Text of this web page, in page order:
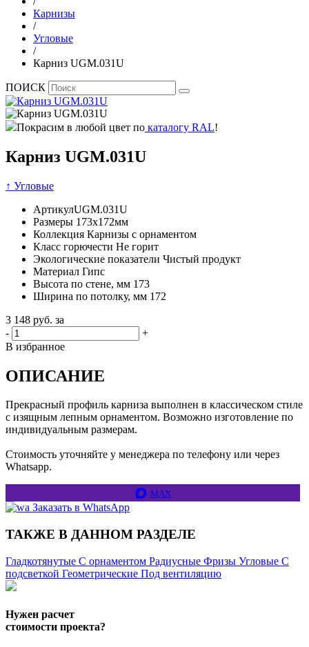
Карнизы
/
Угловые
/
Карниз UGM.031U
ПОИСК
Покрасим в любой цвет по каталогу RAL!
Карниз UGM.031U
↑ Угловые
АртикулUGM.031U
Размеры 173х172мм
Коллекция Карнизы с орнаментом
Класс горючести Не горит
Экологические показатели Чистый продукт
Материал Гипс
Высота по стене, мм 173
Ширина по потолку, мм 172
3 148 руб. за
-
+
В избранное
ОПИСАНИЕ
Прекрасный профиль карниза выполнен в классическом стиле
с изящным лепным орнаментом. Возможно изготовление по
индивидуальным размерам.
Стоимость уточняйте у менеджера по телефону или через
Whatsapp.
MAX
Заказать в WhatsApp
ТАКЖЕ В ДАННОМ РАЗДЕЛЕ
Гладкотянутые C орнаментом Радиусные Фризы Угловые C
подсветкой Геометрические Под вентиляцию
Нужен расчет
стоимости проекта?